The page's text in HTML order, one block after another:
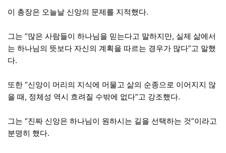
이 총장은 오늘날 신앙의 문제를 지적했다.
그는 “많은 사람들이 하나님을 믿는다고 말하지만, 실제 삶에서
는 하나님의 뜻보다 자신의 계획을 따르는 경우가 많다”고 말했
다.
또한 “신앙이 머리의 지식에 머물고 삶의 순종으로 이어지지 않
을 때, 정체성 역시 흐려질 수밖에 없다”고 강조했다.
그는 “진짜 신앙은 하나님이 원하시는 길을 선택하는 것”이라고
분명히 했다.